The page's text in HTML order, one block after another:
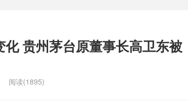
贵州茅台原董事长高卫东被
阅读(1895)